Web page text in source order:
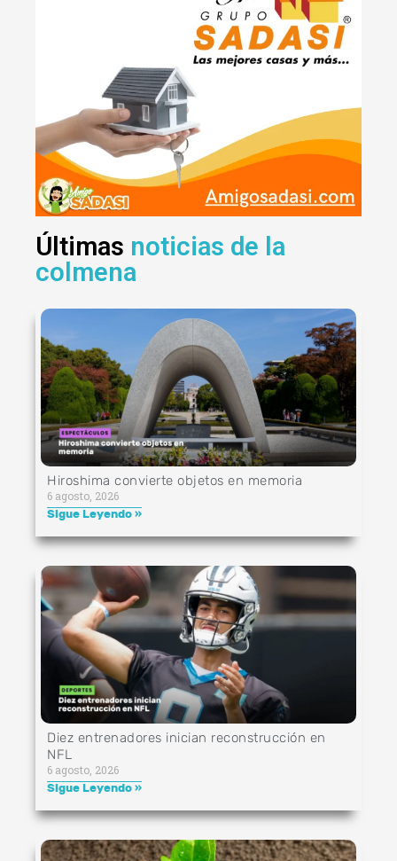
Últimas noticias de la
colmena
Hiroshima convierte objetos en memoria
6 agosto, 2026
Sigue Leyendo »
Diez entrenadores inician reconstrucción en
NFL
6 agosto, 2026
Sigue Leyendo »